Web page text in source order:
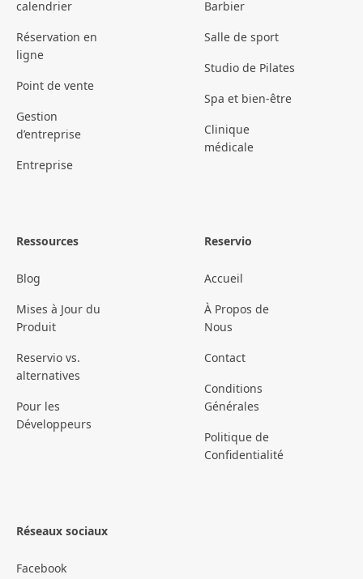
calendrier
Réservation en
ligne
Point de vente
Gestion
d’entreprise
Entreprise
Barbier
Salle de sport
Studio de Pilates
Spa et bien-être
Clinique
médicale
Ressources
Blog
Mises à Jour du
Produit
Reservio vs.
alternatives
Pour les
Développeurs
Reservio
Accueil
À Propos de
Nous
Contact
Conditions
Générales
Politique de
Confidentialité
Réseaux sociaux
Facebook